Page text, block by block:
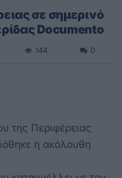
σε σημερινό
Documento
144 0
της Περιφέρειας
η ακόλουθη